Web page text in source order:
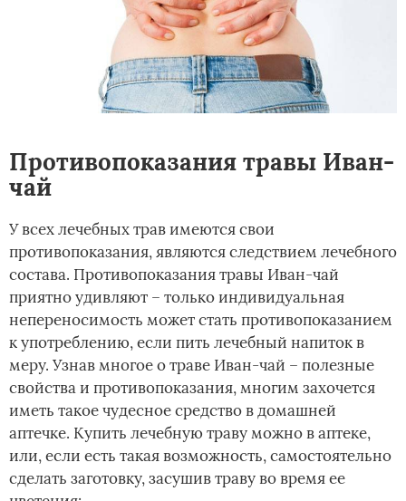
Противопоказания травы Иван-
чай
У всех лечебных трав имеются свои
противопоказания, являются следствием лечебного
состава. Противопоказания травы Иван-чай
приятно удивляют – только индивидуальная
непереносимость может стать противопоказанием
к употреблению, если пить лечебный напиток в
меру. Узнав многое о траве Иван-чай – полезные
свойства и противопоказания, многим захочется
иметь такое чудесное средство в домашней
аптечке. Купить лечебную траву можно в аптеке,
или, если есть такая возможность, самостоятельно
сделать заготовку, засушив траву во время ее